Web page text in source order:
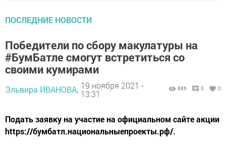
ПОСЛЕДНИЕ НОВОСТИ
Победители по сбору макулатуры на
#БумБатле смогут встретиться со
своими кумирами
Эльвира ИВАНОВА, 19 ноября 2021 -
13:31
886 0 0
Подать заявку на участие на официальном сайте акции
https://бумбатл.национальныепроекты.рф/.